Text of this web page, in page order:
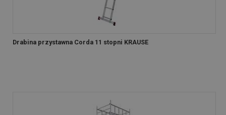
Drabina przystawna Corda 11 stopni KRAUSE